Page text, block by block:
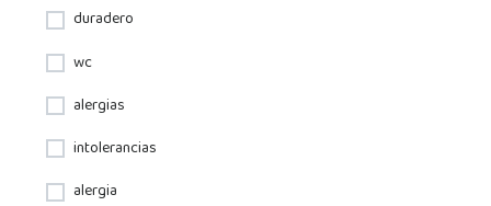
duradero
wc
alergias
intolerancias
alergia